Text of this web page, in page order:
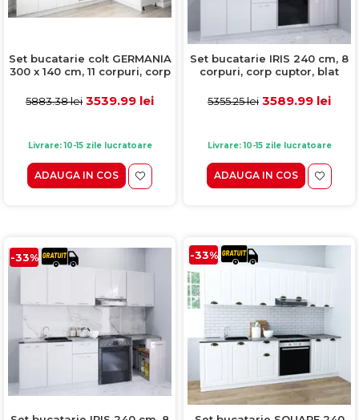
Set bucatarie colt GERMANIA
300 x 140 cm, 11 corpuri, corp
alb
5883.38 lei 3539.99 lei
Livrare: 10-15 zile lucratoare
ADAUGA IN COS
Set bucatarie IRIS 240 cm, 8
corpuri, corp cuptor, blat
vopsit ultralucios, alb
5355.25 lei 3589.99 lei
Livrare: 10-15 zile lucratoare
ADAUGA IN COS
-33% -33%